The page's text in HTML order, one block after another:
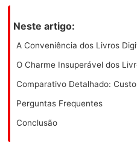
Neste artigo:
A Conveniência dos Livros
O Charme Insuperável dos
Comparativo Detalhado:
Perguntas Frequentes
Conclusão